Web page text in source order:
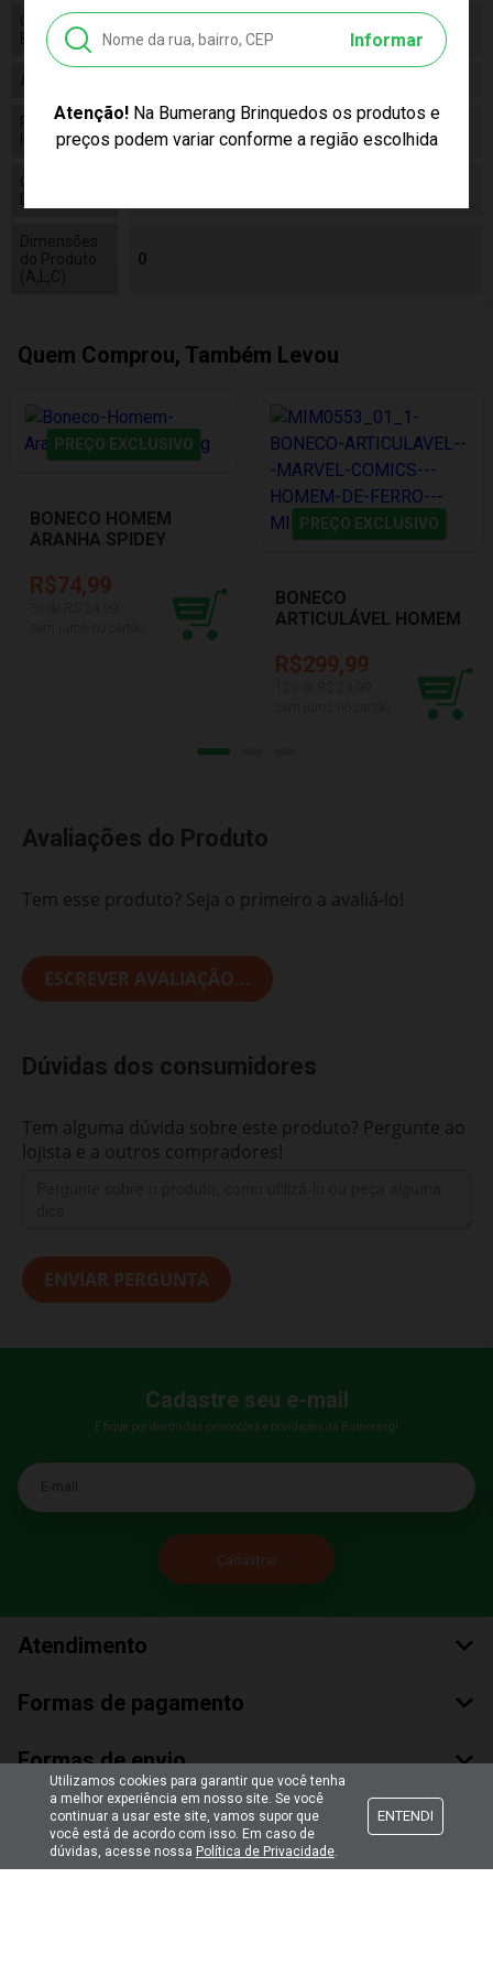
Informar
Atenção!Na Bumerang Brinquedos os produtos e
preços podem variar conforme a região escolhida
Código de
Barras
7841234071922
Alimentação
Pilhas
Inclusas
False
Conteúdo da
Embalagem
Dimensões
do Produto
0
Quem Comprou, Também Levou
PREÇO EXCLUSIVO
BONECO HOMEM
ARANHA SPIDEY
F1935
R$74,99
PREÇO EXCLUSIVO
BONECO
ARTICULÁVEL HOMEM
0553 MIMO
R$299,99
Avaliações do Produto
Tem esse produto? Seja o primeiro a avaliá-lo!
ESCREVER AVALIAÇÃO...
Dúvidas dos consumidores
Tem alguma dúvida sobre este produto? Pergunte ao
lojista e a outros compradores!
ENVIAR PERGUNTA
Cadastre seu e-mail
E fique por dentro das promoções e novidades da Bumerang!
E-mail
Atendimento
Formas de pagamento
Formas de envio
Selos de segurança
Utilizamos cookies para garantir que você tenha
a melhor experiência em nosso site. Se você
continuar a usar este site, vamos supor que
você está de acordo com isso. Em caso de
dúvidas, acesse nossa Política de Privacidade.
ENTENDI